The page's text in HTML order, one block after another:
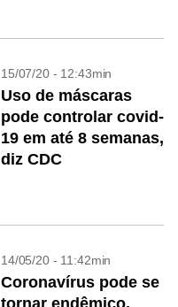
15/07/20 - 12:43min
Uso de máscaras
pode controlar covid-
19 em até 8 semanas,
diz CDC
14/05/20 - 11:42min
Coronavírus pode se
tornar endêmico,